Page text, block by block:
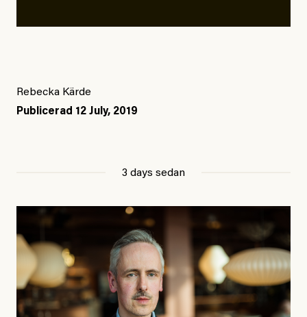
Rebecka Kärde
Publicerad 12 July, 2019
3 days sedan